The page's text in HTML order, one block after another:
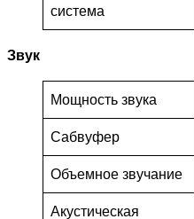
система
Звук
Мощность звука
Сабвуфер
Объемное звучание
Акустическая